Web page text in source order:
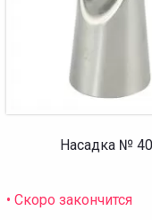
Насадка №
• Скоро закончится